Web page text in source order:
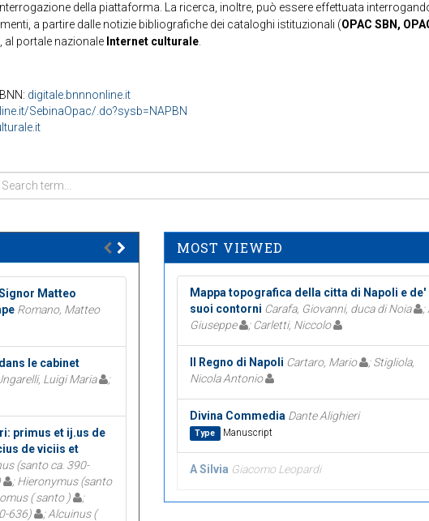
della piattaforma. La ricerca, inoltre, può essere effettuata
a partire dalle notizie bibliografiche dei cataloghi istituzionali (OPAC SBN,
, al portale nazionale Internet culturale.
digitale.bnnnonline.it
SebinaOpac/.do?sysb=NAPBN
Matteo
Romano, Matteo
le cabinet
Luigi Maria
;
primus et ij.us de
de viciis et
(santo ca. 390-
; Hieronymus (santo
( santo )
;
636)
; Alcuinus (
MOST VIEWED
Mappa topografica della citta di Napoli e de'
suoi contorni Carafa, Giovanni, duca di Noia
;
Giuseppe
; Carletti, Niccolo
Il Regno di Napoli Cartaro, Mario
; Stigliola,
Nicola Antonio
Divina Commedia Dante Alighieri
Type Manuscript
A Silvia Giacomo Leopardi